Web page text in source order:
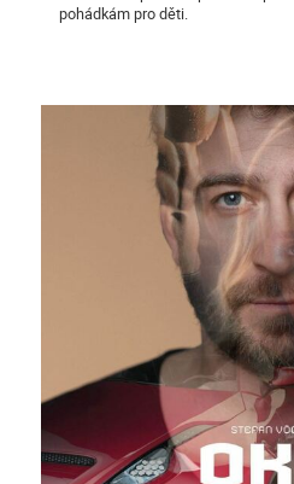
pohádkám pro děti.